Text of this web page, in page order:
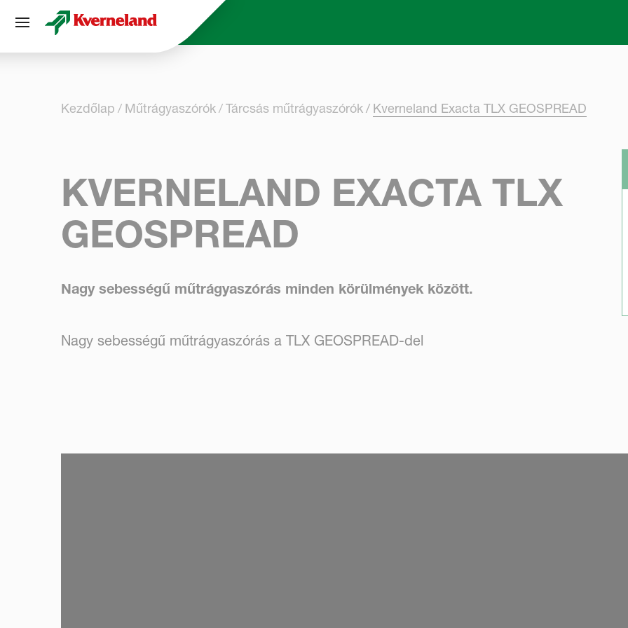
Kezdőlap Műtrágya­szórók Tárcsás műtrágya­szórók Kverneland Exacta TLX GEOSPREAD
KVERNELAND EXACTA TLX
GEOSPREAD
Nagy sebességű műtrágyaszórás minden körülmények között.
Nagy sebességű műtrágyaszórás a TLX GEOSPREAD-del
Süti preferenciák